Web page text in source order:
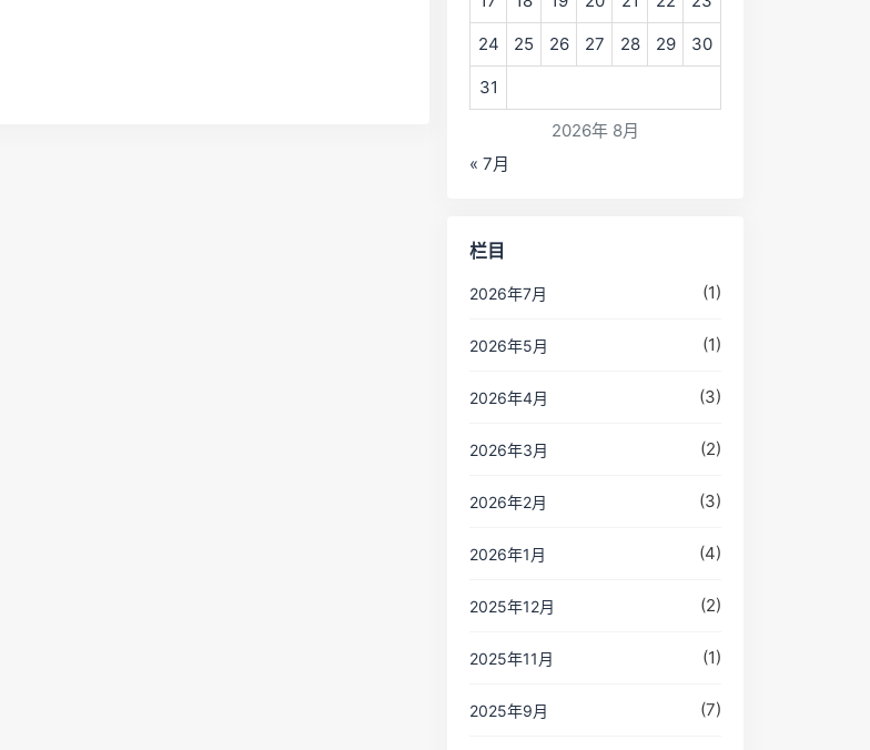
2026年 8月
24 25 26 27 28 29 30
31
« 7月
栏目
2026年7月 (1)
2026年5月 (1)
2026年4月 (3)
2026年3月 (2)
2026年2月 (3)
2026年1月 (4)
2025年12月 (2)
2025年11月 (1)
2025年9月 (7)